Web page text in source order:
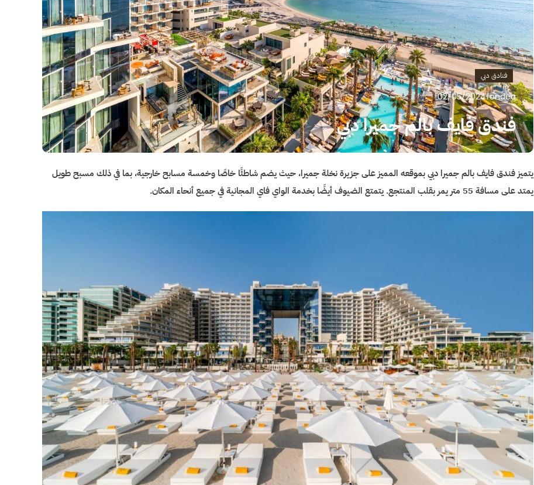
فنادق دبي
02/05/2024fondeq
فندق فايف بالم جميرا دبي
يتميز فندق فايف بالم جميرا دبي بموقعه المميز على جزيرة نخلة جميرا، حيث يضم شاطئًا خاصًا وخمسة مسابح خارجية، بما في ذلك مسبح طويل
يمتد على مسافة 55 متر يمر بقلب المنتجع. يتمتع الضيوف أيضًا بخدمة الواي فاي المجانية في جميع أنحاء المكان.